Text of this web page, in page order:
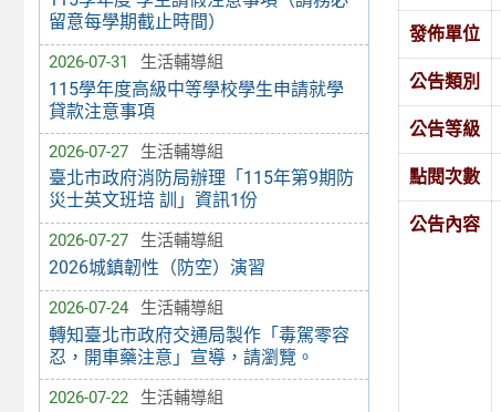
留意每學期截止時間）
2026-07-31 生活輔導組
115學年度高級中等學校學生申請就學
貸款注意事項
2026-07-27 生活輔導組
臺北市政府消防局辦理「115年第9期防
災士英文班培 訓」資訊1份
2026-07-27 生活輔導組
2026城鎮韌性（防空）演習
2026-07-24 生活輔導組
轉知臺北市政府交通局製作「毒駕零容
忍，開車藥注意」宣導，請瀏覽。
2026-07-22 生活輔導組
發佈單位
公告類別
公告等級
點閱次數
公告內容